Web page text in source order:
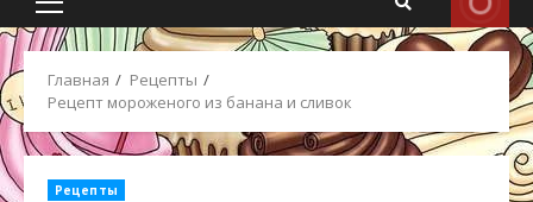
Основное
меню
Главная
Рецепты
Рецепт мороженого из банана и сливок
Рецепты